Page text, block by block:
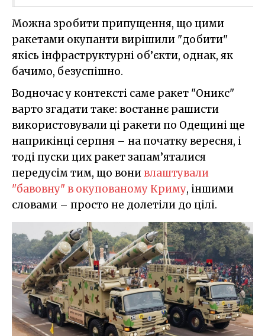
Можна зробити припущення, що цими
ракетами окупанти вирішили "добити"
якісь інфраструктурні об’єкти, однак, як
бачимо, безуспішно.
Водночас у контексті саме ракет "Оникс"
варто згадати таке: востаннє рашисти
використовували ці ракети по Одещині ще
наприкінці серпня – на початку вересня, і
тоді пуски цих ракет запам’яталися
передусім тим, що вонивлаштували
"бавовну" в окупованому Криму, іншими
словами – просто не долетіли до цілі.